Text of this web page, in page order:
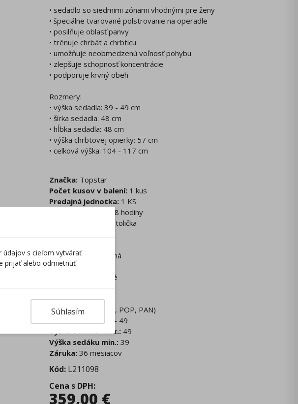
• sedadlo so siedmimi zónami vhodnými pre ženy
• špeciálne tvarované polstrovanie na operadle
• posilňuje oblasť panvy
• trénuje chrbát a chrbticu
• umožňuje neobmedzenú voľnosť pohybu
• zlepšuje schopnosť koncentrácie
• podporuje krvný obeh
Rozmery:
• výška sedadla: 39 - 49 cm
• šírka sedadla: 48 cm
• hĺbka sedadla: 48 cm
• výška chrbtovej opierky: 57 cm
• celková výška: 104 - 117 cm
Značka: Topstar
Počet kusov v balení: 1 kus
Predajná jednotka: 1 KS
5 - 8 hodiny
kancelárska stolička
Mechanika:
balančná
Nosnosť:
čalúnené
Podrúčky:áno
Poťah:textília (PES, POP, PAN)
Výška sedáku:39 - 49
Výška sedáku max.: 49
Výška sedáku min.: 39
Záruka: 36 mesiacov
Kód: L211098
Cena s DPH:
359,00 €
údajov s cieľom vytvárať
prijať alebo odmietnuť
Súhlasím